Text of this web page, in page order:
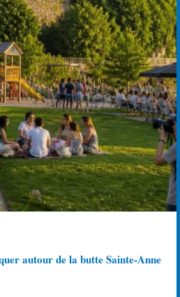
autour de la butte Sainte-Anne